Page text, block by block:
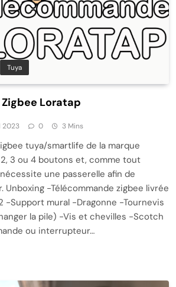
Tuya
Loratap
2023 0 3 Mins
tuya/smartlife de la marque
3 ou 4 boutons et, comme tout
une passerelle afin de
-Télécommande zigbee livrée
-Support mural -Dragonne -Tournevis
la pile) -Vis et chevilles -Scotch
ou interrupteur…